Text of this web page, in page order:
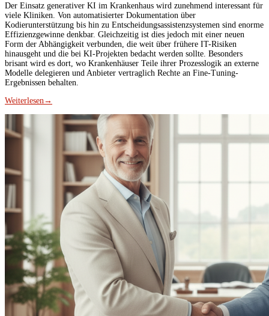
Der Einsatz generativer KI im Krankenhaus wird zunehmend interessant für
viele Kliniken. Von automatisierter Dokumentation über
Kodierunterstützung bis hin zu Entscheidungsassistenzsystemen sind enorme
Effizienzgewinne denkbar. Gleichzeitig ist dies jedoch mit einer neuen
Form der Abhängigkeit verbunden, die weit über frühere IT-Risiken
hinausgeht und die bei KI-Projekten bedacht werden sollte. Besonders
brisant wird es dort, wo Krankenhäuser Teile ihrer Prozesslogik an externe
Modelle delegieren und Anbieter vertraglich Rechte an Fine-Tuning-
Ergebnissen behalten.
Weiterlesen →